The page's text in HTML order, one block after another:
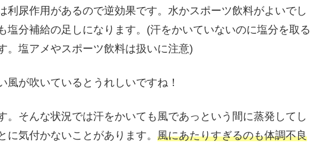
利尿作用があるので逆効果です。水かスポーツ飲料がよいでし
塩分補給の足しになります。(汗をかいていないのに塩分を取る
。塩アメやスポーツ飲料は扱いに注意)
風が吹いているとうれしいですね！
。そんな状況では汗をかいても風であっという間に蒸発してし
に気付かないことがあります。 風にあたりすぎるのも体調不良